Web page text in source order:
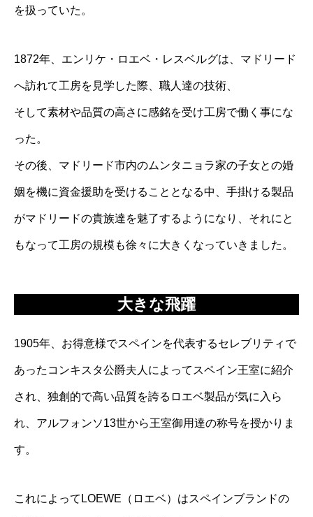
を扱っていた。
1872年、エンリケ・ロエベ・レスベルグは、マドリード
へ訪れて工房を見学した際、職人達の技術、
そして素材や品質の高さに感銘を受け工房で働く事にな
った。
その後、マドリード市内のムンタニョラ家の子女との婚
姻を機に資金援助を受けることとなる中、手掛ける製品
がマドリードの貴族達を魅了するようになり、それにと
もなって工房の規模も徐々に大きくなっていきました。
大きな飛躍
1905年、お得意様でスペインを代表するセレブリティで
あったコンキスタ公爵夫人によってスペイン王室に紹介
され、独創的で高い品質を誇るロエベ製品が気に入ら
れ、アルフォンソ13世から王室御用達の称号を授かりま
す。
これによってLOEWE（ロエベ）はスペインブランドの